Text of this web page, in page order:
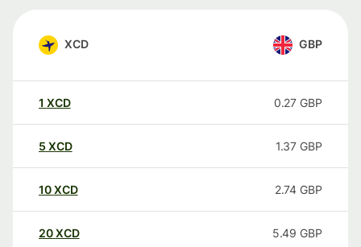
XCD GBP
1 XCD 0.27 GBP
5 XCD 1.37 GBP
10XCD 2.74 GBP
20XCD 5.49 GBP